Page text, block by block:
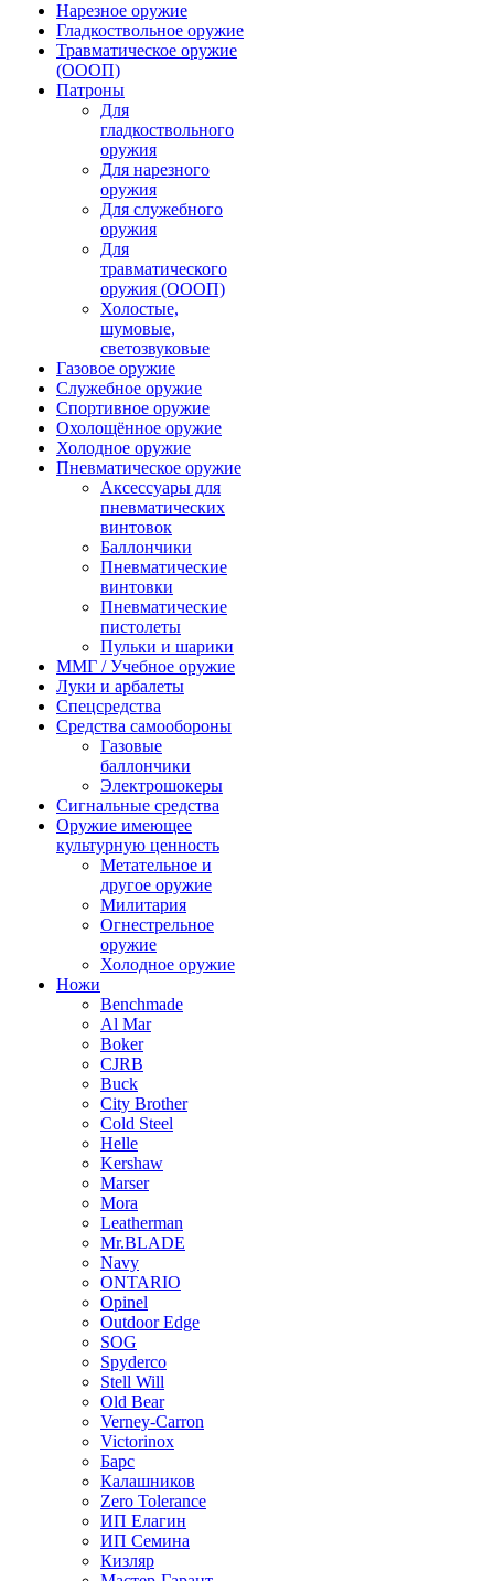
Нарезное оружие
Гладкоствольное оружие
Травматическое оружие
(ОООП)
Патроны
Для
гладкоствольного
оружия
Для нарезного
оружия
Для служебного
оружия
Для
травматического
оружия (ОООП)
Холостые,
шумовые,
светозвуковые
Газовое оружие
Служебное оружие
Спортивное оружие
Охолощённое оружие
Холодное оружие
Пневматическое оружие
Аксессуары для
пневматических
винтовок
Баллончики
Пневматические
винтовки
Пневматические
пистолеты
Пульки и шарики
ММГ / Учебное оружие
Луки и арбалеты
Спецсредства
Средства самообороны
Газовые
баллончики
Электрошокеры
Сигнальные средства
Оружие имеющее
культурную ценность
Метательное и
другое оружие
Милитария
Огнестрельное
оружие
Холодное оружие
Ножи
Benchmade
Al Mar
Boker
CJRB
Buck
City Brother
Cold Steel
Helle
Kershaw
Marser
Mora
Leatherman
Mr.BLADE
Navy
ONTARIO
Opinel
Outdoor Edge
SOG
Spyderco
Stell Will
Old Bear
Verney-Carron
Victorinox
Барс
Калашников
Zero Tolerance
ИП Елагин
ИП Семина
Кизляр